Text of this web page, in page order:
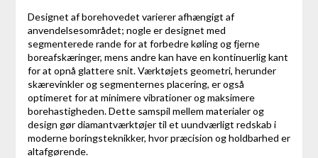
Designet af borehovedet varierer afhængigt af
anvendelsesområdet; nogle er designet med
segmenterede rande for at forbedre køling og fjerne
boreafskæringer, mens andre kan have en kontinuerlig kant
for at opnå glattere snit. Værktøjets geometri, herunder
skærevinkler og segmenternes placering, er også
optimeret for at minimere vibrationer og maksimere
borehastigheden. Dette samspil mellem materialer og
design gør diamantværktøjer til et uundværligt redskab i
moderne boringsteknikker, hvor præcision og holdbarhed er
altafgørende.